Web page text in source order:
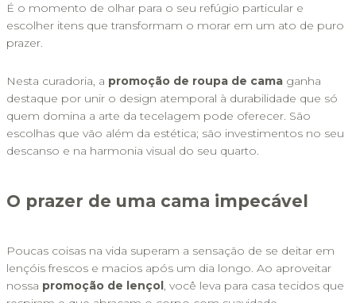
É o momento de olhar para o seu refúgio particular e
escolher itens que transformam o morar em um ato de puro
prazer.
Nesta curadoria, a promoção de roupa de cama ganha
destaque por unir o design atemporal à durabilidade que só
quem domina a arte da tecelagem pode oferecer. São
escolhas que vão além da estética; são investimentos no seu
descanso e na harmonia visual do seu quarto.
O prazer de uma cama impecável
Poucas coisas na vida superam a sensação de se deitar em
lençóis frescos e macios após um dia longo. Ao aproveitar
nossa promoção de lençol, você leva para casa tecidos que